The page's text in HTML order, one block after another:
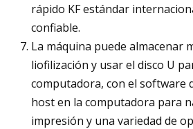
rápido KF estándar
confiable.
La máquina puede almacenar
liofilización y usar el disco U
computadora, con el software
host en la computadora para
impresión y una variedad de